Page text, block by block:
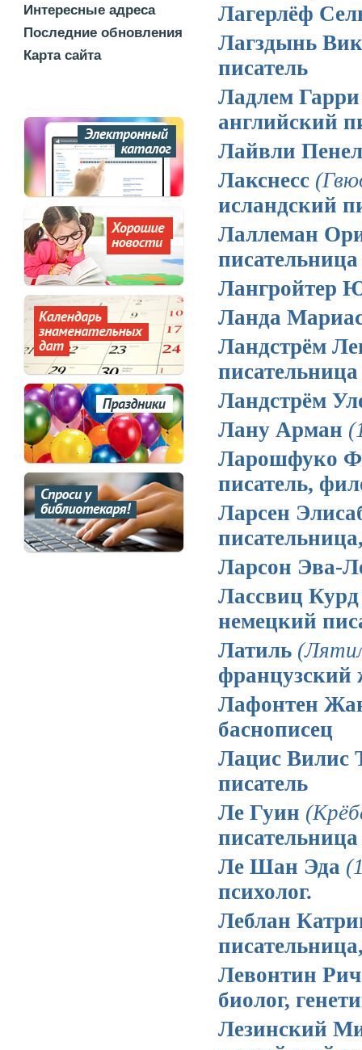
Интересные адреса
Последние обновления
Карта сайта
Лагерлёф
Лагздынь
писатель
Ладлем
английский
Лайвли
Лакснесс
исландский
Лаллеман
писательница
Лангройтер
Ланда
Ландстрём
писательница
Ландстрём
Лану Арман
Ларошфуко
писатель,
Ларсен
Ларсон Эва-
Лассвиц
немецкий
Латиль
французский
Лафонтен
баснописец
Лацис Вилис
писатель
Ле Гуин
писательница
Ле Шан Эда
психолог.
Леблан
Левонтин
биолог,
Лезинский